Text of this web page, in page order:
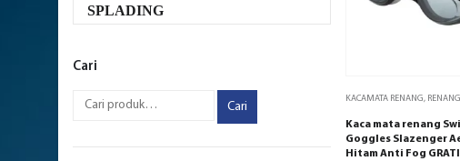
KACAMATA RENANG, RENANG
Kaca mata renang
Goggles Slazenger
Hitam Anti Fog
SPLADING
Cari
Cari